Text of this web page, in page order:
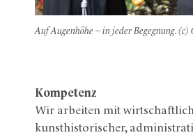
Auf Augenhöhe – in jeder Begegnung. (c)
Kompetenz
Wir arbeiten mit
kunsthistorischer,